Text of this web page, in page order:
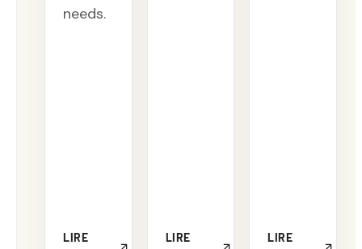
needs.
LIRE
LIRE
LIRE